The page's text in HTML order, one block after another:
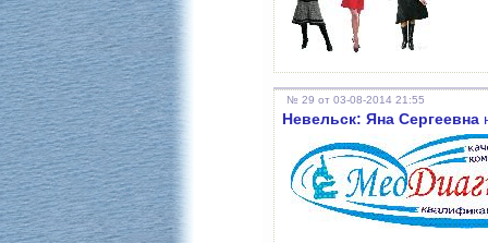
№ 29 от 03-08-2014 21:55
Невельск: Яна Сергеевна